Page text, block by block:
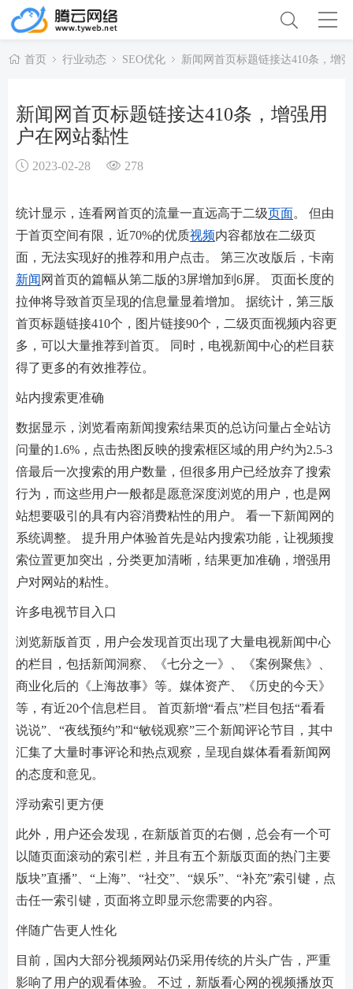
首页 行业动态 SEO优化 新闻网首页标题链接达410条，增
新闻网首页标题链接达410条，增强用
户在网站黏性
2023-02-28 278
统计显示，连看网首页的流量一直远高于二级页面 。 但由
于首页空间有限，近70%的优质视频内容都放在二级页
面，无法实现好的推荐和用户点击。 第三次改版后，卡南
新闻 网首页的篇幅从第二版的3屏增加到6屏。 页面长度的
拉伸将导致首页呈现的信息量显着增加。 据统计，第三版
首页标题链接410个，图片链接90个，二级页面视频内容更
多，可以大量推荐到首页。 同时，电视新闻中心的栏目获
得了更多的有效推荐位。
站内搜索更准确
数据显示，浏览看南新闻搜索结果页的总访问量占全站访
问量的1.6%，点击热图反映的搜索框区域的用户约为2.5-3
倍最后一次搜索的用户数量，但很多用户已经放弃了搜索
行为，而这些用户一般都是愿意深度浏览的用户，也是网
站想要吸引的具有内容消费粘性的用户。 看一下新闻网的
系统调整。 提升用户体验首先是站内搜索功能，让视频搜
索位置更加突出，分类更加清晰，结果更加准确，增强用
户对网站的粘性。
许多电视节目入口
浏览新版首页，用户会发现首页出现了大量电视新闻中心
的栏目，包括新闻洞察、《七分之一》、《案例聚焦》、
商业化后的《上海故事》等。媒体资产、《历史的今天》
等，有近20个信息栏目。 首页新增“看点”栏目包括“看看
说说”、“夜线预约”和“敏锐观察”三个新闻评论节目，其中
汇集了大量时事评论和热点观察，呈现自媒体看看新闻网
的态度和意见。
浮动索引更方便
此外，用户还会发现，在新版首页的右侧，总会有一个可
以随页面滚动的索引栏，并且有五个新版页面的热门主要
版块”直播”、“上海”、“社交”、“娱乐”、“补充”索引键，点
击任一索引键，页面将立即显示您需要的内容。
伴随广告更人性化
目前，国内大部分视频网站仍采用传统的片头广告，严重
影响了用户的观看体验。 不过，新版看心网的视频播放页